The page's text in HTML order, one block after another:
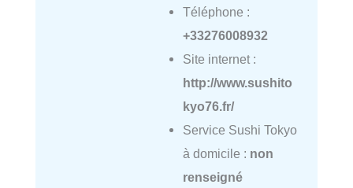
Téléphone :
+33276008932
Site internet :
http://www.sushito
kyo76.fr/
Service Sushi Tokyo
à domicile : non
renseigné